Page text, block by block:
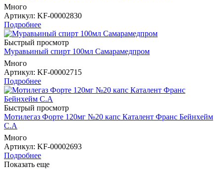
Много
Артикул: KF-00002830
Подробнее
Быстрый просмотр
Муравьиный спирт 100мл Самарамедпром
Много
Артикул: KF-00002715
Подробнее
Быстрый просмотр
Мотилегаз Форте 120мг №20 капс Каталент Франс Бейнхейм
С.А
Много
Артикул: KF-00002693
Подробнее
Показать еще